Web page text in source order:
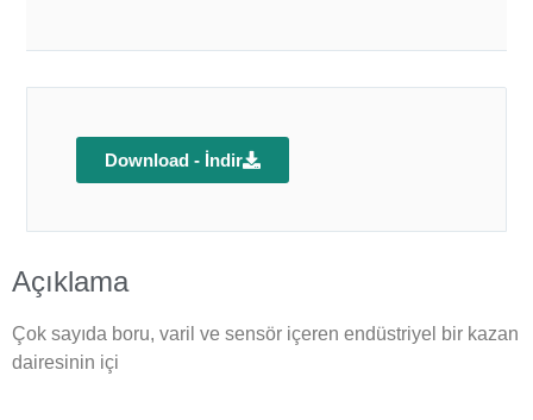
Download - İndir
Açıklama
Çok sayıda boru, varil ve sensör içeren endüstriyel bir kazan
dairesinin içi